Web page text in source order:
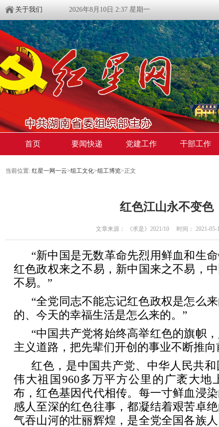
关于我们 2026年8月10日 2:37 星期一
首页 要闻快递 党建工作 干部工作
当前位置: 红星一网一云>组工文化>组工博览>正文
红色江山永不变色
文章来源： 《求是》2021/10 时间： 2021-05-
“新中国是无数革命先烈用鲜血和生
红色政权来之不易，新中国来之不易，
不易。”
“全党同志不能忘记红色政权是怎么
的、今天的幸福生活是怎么来的。”
“中国共产党将始终高举红色的旗帜
主义道路，把先辈们开创的事业不断推向
红色，是中国共产党、中华人民共
伟大祖国960多万平方公里的广袤大地
布，红色基因代代相传。每一寸鲜血浸
感人至深的红色往事，都凝结着艰苦卓
气吞山河的壮丽辉煌，是全党全国各族